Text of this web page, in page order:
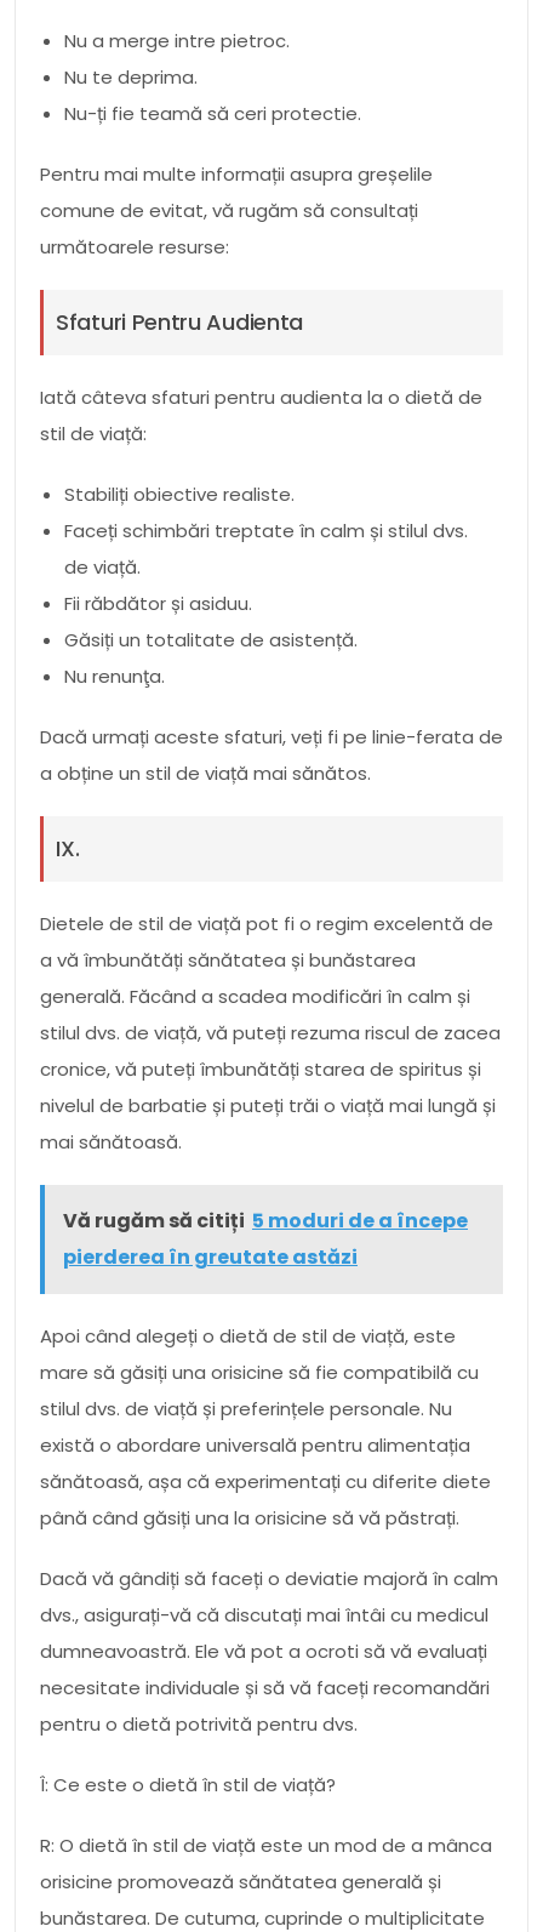
Nu a merge intre pietroc.
Nu te deprima.
Nu-ți fie teamă să ceri protectie.
Pentru mai multe informații asupra greșelile
comune de evitat, vă rugăm să consultați
următoarele resurse:
Sfaturi Pentru Audienta
Iată câteva sfaturi pentru audienta la o dietă de
stil de viață:
Stabiliți obiective realiste.
Faceți schimbări treptate în calm și stilul dvs.
de viață.
Fii răbdător și asiduu.
Găsiți un totalitate de asistență.
Nu renunţa.
Dacă urmați aceste sfaturi, veți fi pe linie-ferata de
a obține un stil de viață mai sănătos.
IX.
Dietele de stil de viață pot fi o regim excelentă de
a vă îmbunătăți sănătatea și bunăstarea
generală. Făcând a scadea modificări în calm și
stilul dvs. de viață, vă puteți rezuma riscul de zacea
cronice, vă puteți îmbunătăți starea de spiritus și
nivelul de barbatie și puteți trăi o viață mai lungă și
mai sănătoasă.
Vă rugăm să citiți 5 moduri de a începe
pierderea în greutate astăzi
Apoi când alegeți o dietă de stil de viață, este
mare să găsiți una orisicine să fie compatibilă cu
stilul dvs. de viață și preferințele personale. Nu
există o abordare universală pentru alimentația
sănătoasă, așa că experimentați cu diferite diete
până când găsiți una la orisicine să vă păstrați.
Dacă vă gândiți să faceți o deviatie majoră în calm
dvs., asigurați-vă că discutați mai întâi cu medicul
dumneavoastră. Ele vă pot a ocroti să vă evaluați
necesitate individuale și să vă faceți recomandări
pentru o dietă potrivită pentru dvs.
Î: Ce este o dietă în stil de viață?
R: O dietă în stil de viață este un mod de a mânca
orisicine promovează sănătatea generală și
bunăstarea. De cutuma, cuprinde o multiplicitate